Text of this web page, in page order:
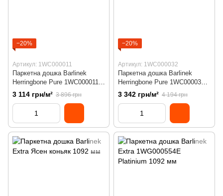
−20%
Артикул: 1WC000011
Паркетна дошка Barlinek
Herringbone Pure 1WC000011
Grand Canyon англійська
3 114 грн/м² 3 896 грн
−20%
Артикул: 1WC000032
Паркетна дошка Barlinek
Herringbone Pure 1WC000032
Trapani англійська ялинка
3 342 грн/м² 4 194 грн